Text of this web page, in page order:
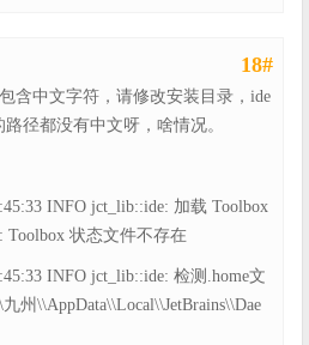
18#
含中文字符，请修改安装目录，ide
径都没有中文呀，啥情况。
INFO jct_lib::ide: 加载 Toolbox
Toolbox 状态文件不存在
INFO jct_lib::ide: 检测.home文
州\\AppData\\Local\\JetBrains\\Dae